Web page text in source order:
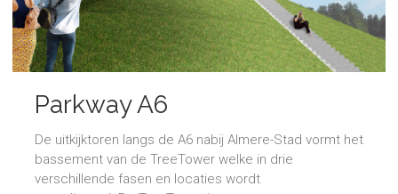
Parkway A6
De uitkijktoren langs de A6 nabij Almere-Stad vormt het
bassement van de TreeTower welke in drie
verschillende fasen en locaties wordt